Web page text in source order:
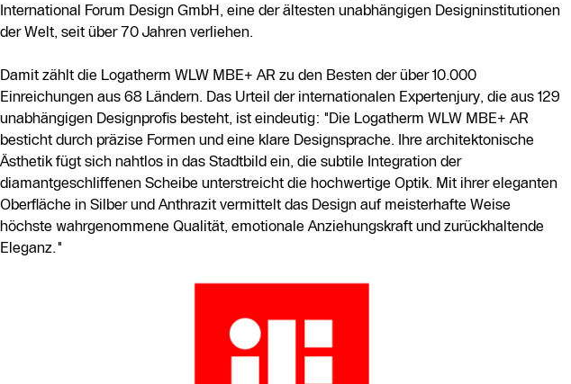
International Forum Design GmbH, eine der ältesten unabhängigen Designinstitutionen
der Welt, seit über 70 Jahren verliehen.
Damit zählt die Logatherm WLW MBE+ AR zu den Besten der über 10.000
Einreichungen aus 68 Ländern. Das Urteil der internationalen Expertenjury, die aus 129
unabhängigen Designprofis besteht, ist eindeutig: "Die Logatherm WLW MBE+ AR
besticht durch präzise Formen und eine klare Designsprache. Ihre architektonische
Ästhetik fügt sich nahtlos in das Stadtbild ein, die subtile Integration der
diamantgeschliffenen Scheibe unterstreicht die hochwertige Optik. Mit ihrer eleganten
Oberfläche in Silber und Anthrazit vermittelt das Design auf meisterhafte Weise
höchste wahrgenommene Qualität, emotionale Anziehungskraft und zurückhaltende
Eleganz."